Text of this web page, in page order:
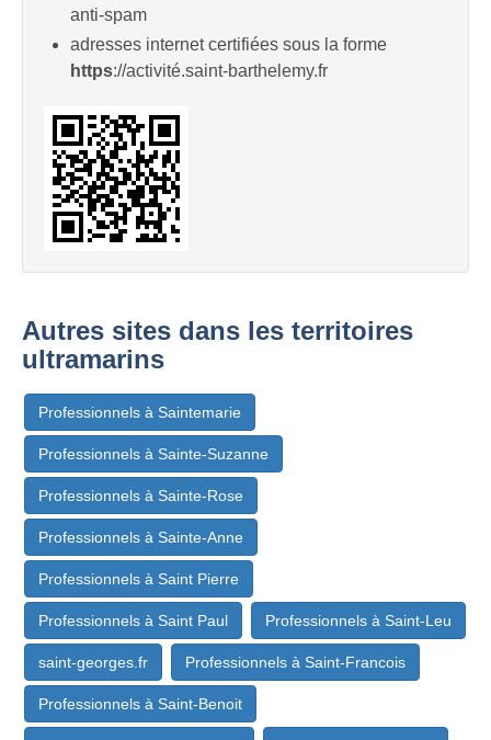
anti-spam
adresses internet certifiées sous la forme
https://activité.saint-barthelemy.fr
Autres sites dans les territoires
ultramarins
Professionnels à Saintemarie
Professionnels à Sainte-Suzanne
Professionnels à Sainte-Rose
Professionnels à Sainte-Anne
Professionnels à Saint Pierre
Professionnels à Saint Paul Professionnels à Saint-Leu
saint-georges.fr Professionnels à Saint-Francois
Professionnels à Saint-Benoit